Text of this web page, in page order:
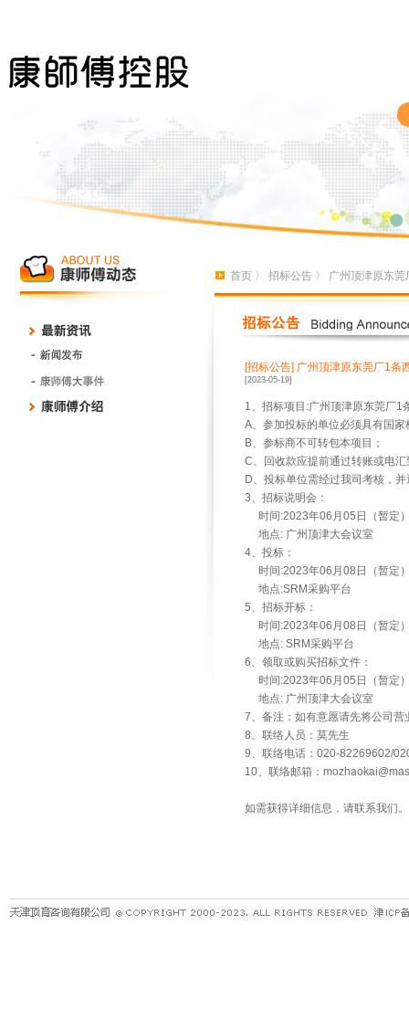
首页 〉 招标公告 〉 广州顶津原东
[招标公告] 广州顶津原东莞厂1条
[2023-05-19]
1、招标项目:广州顶津原东莞厂1
A、参加投标的单位必须具有国
B、参标商不可转包本项目；
C、回收款应提前通过转账或电
D、投标单位需经过我司考核，
3、招标说明会：
时间:2023年06月05日（暂定
地点: 广州顶津大会议室
4、投标：
时间:2023年06月08日（暂定
地点:SRM采购平台
5、招标开标：
时间:2023年06月08日（暂定
地点: SRM采购平台
6、领取或购买招标文件：
时间:2023年06月05日（暂定
地点: 广州顶津大会议室
7、备注：如有意愿请先将公司
8、联络人员：莫先生
9、联络电话：020-82269602/
10、联络邮箱：
如需获得详细信息，请联系我们。